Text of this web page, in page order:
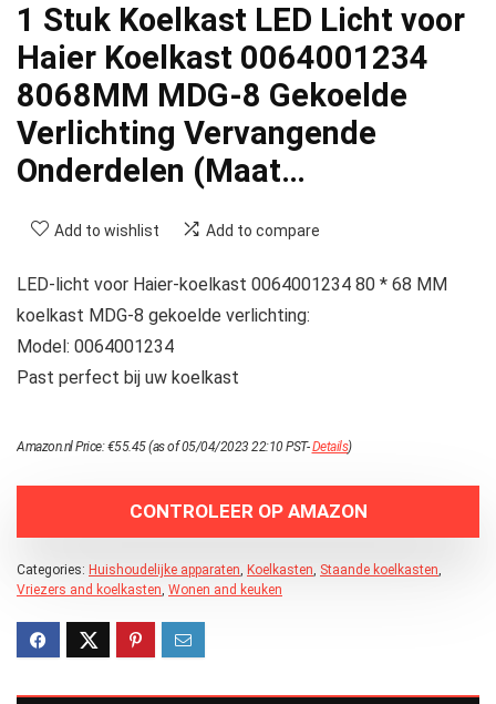
1 Stuk Koelkast LED Licht voor
Haier Koelkast 0064001234
8068MM MDG-8 Gekoelde
Verlichting Vervangende
Onderdelen (Maat…
Add to wishlist Add to compare
LED-licht voor Haier-koelkast 0064001234 80 * 68 MM
koelkast MDG-8 gekoelde verlichting:
Model: 0064001234
Past perfect bij uw koelkast
Amazon.nl Price:€55.45(as of 05/04/2023 22:10 PST-Details)
CONTROLEER OP AMAZON
Categories: Huishoudelijke apparaten, Koelkasten, Staande koelkasten,
Vriezers and koelkasten, Wonen and keuken